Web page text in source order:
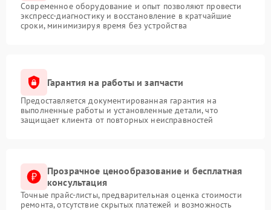
Современное оборудование и опыт позволяют провести
экспресс-диагностику и восстановление в кратчайшие
сроки, минимизируя время без устройства
Гарантия на работы и запчасти
Предоставляется документированная гарантия на
выполненные работы и установленные детали, что
защищает клиента от повторных неисправностей
Прозрачное ценообразование и бесплатная
консультация
Точные прайс-листы, предварительная оценка стоимости
ремонта, отсутствие скрытых платежей и возможность